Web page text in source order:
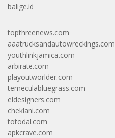
balige.id
topthreenews.com
aaatrucksandautowreckings.com
youthlinkjamica.com
arbirate.com
playoutworlder.com
temeculabluegrass.com
eldesigners.com
cheklani.com
totodal.com
apkcrave.com